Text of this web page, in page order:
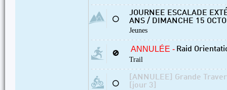
⚪
JOURNEE ESCALADE
ANS / DIMANCHE 15
Jeunes
🚫 ANNULÉE - Raid
Trail
⚪
[ANNULEE] Grande
[jour 3]